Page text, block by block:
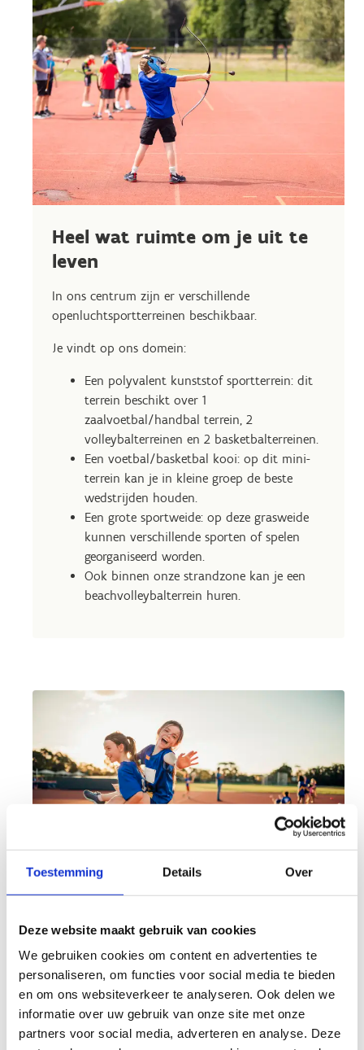
Toestemming Details Over
Deze website maakt gebruik van cookies
We gebruiken cookies om content en advertenties te
personaliseren, om functies voor social media te bieden
en om ons websiteverkeer te analyseren. Ook delen we
informatie over uw gebruik van onze site met onze
partners voor social media, adverteren en analyse. Deze
Heel wat ruimte om je uit te
leven
In ons centrum zijn er verschillende
openluchtsportterreinen beschikbaar.
Je vindt op ons domein:
Een polyvalent kunststof sportterrein: dit
terrein beschikt over 1
zaalvoetbal/handbal terrein, 2
volleybalterreinen en 2 basketbalterreinen.
Een voetbal/basketbal kooi: op dit mini-
terrein kan je in kleine groep de beste
wedstrijden houden.
Een grote sportweide: op deze grasweide
kunnen verschillende sporten of spelen
georganiseerd worden.
Ook binnen onze strandzone kan je een
beachvolleybalterrein huren.
Op zoek naar een uitvalsbasis
voor jouw club?
Een plek nodig voor je trainingen en
wedstrijden? Wil je met je sportclub een
evenement organiseren?